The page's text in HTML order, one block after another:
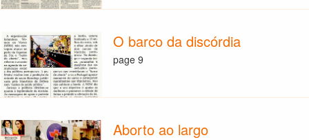
O barco da discórdia
page 9
Aborto ao largo